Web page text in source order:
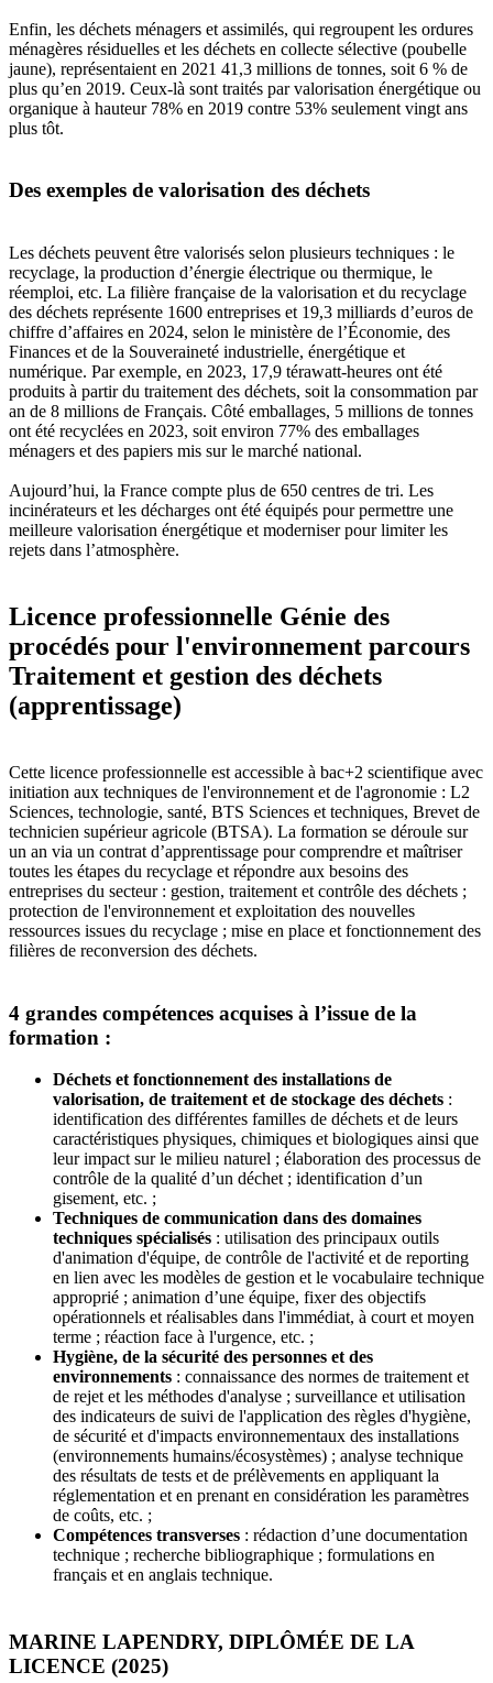
Enfin, les déchets ménagers et assimilés, qui regroupent les ordures
ménagères résiduelles et les déchets en collecte sélective (poubelle
jaune), représentaient en 2021 41,3 millions de tonnes, soit 6 % de
plus qu’en 2019. Ceux-là sont traités par valorisation énergétique ou
organique à hauteur 78% en 2019 contre 53% seulement vingt ans
plus tôt.
Des exemples de valorisation des déchets
Les déchets peuvent être valorisés selon plusieurs techniques : le
recyclage, la production d’énergie électrique ou thermique, le
réemploi, etc. La filière française de la valorisation et du recyclage
des déchets représente 1600 entreprises et 19,3 milliards d’euros de
chiffre d’affaires en 2024, selon le ministère de l’Économie, des
Finances et de la Souveraineté industrielle, énergétique et
numérique. Par exemple, en 2023, 17,9 térawatt-heures ont été
produits à partir du traitement des déchets, soit la consommation par
an de 8 millions de Français. Côté emballages, 5 millions de tonnes
ont été recyclées en 2023, soit environ 77% des emballages
ménagers et des papiers mis sur le marché national.
Aujourd’hui, la France compte plus de 650 centres de tri. Les
incinérateurs et les décharges ont été équipés pour permettre une
meilleure valorisation énergétique et moderniser pour limiter les
rejets dans l’atmosphère.
Licence professionnelle Génie des
procédés pour l'environnement parcours
Traitement et gestion des déchets
(apprentissage)
Cette licence professionnelle est accessible à bac+2 scientifique avec
initiation aux techniques de l'environnement et de l'agronomie : L2
Sciences, technologie, santé, BTS Sciences et techniques, Brevet de
technicien supérieur agricole (BTSA). La formation se déroule sur
un an via un contrat d’apprentissage pour comprendre et maîtriser
toutes les étapes du recyclage et répondre aux besoins des
entreprises du secteur : gestion, traitement et contrôle des déchets ;
protection de l'environnement et exploitation des nouvelles
ressources issues du recyclage ; mise en place et fonctionnement des
filières de reconversion des déchets.
4 grandes compétences acquises à l’issue de la
formation :
Déchets et fonctionnement des installations de
valorisation, de traitement et de stockage des déchets :
identification des différentes familles de déchets et de leurs
caractéristiques physiques, chimiques et biologiques ainsi que
leur impact sur le milieu naturel ; élaboration des processus de
contrôle de la qualité d’un déchet ; identification d’un
gisement, etc. ;
Techniques de communication dans des domaines
techniques spécialisés : utilisation des principaux outils
d'animation d'équipe, de contrôle de l'activité et de reporting
en lien avec les modèles de gestion et le vocabulaire technique
approprié ; animation d’une équipe, fixer des objectifs
opérationnels et réalisables dans l'immédiat, à court et moyen
terme ; réaction face à l'urgence, etc. ;
Hygiène, de la sécurité des personnes et des
environnements : connaissance des normes de traitement et
de rejet et les méthodes d'analyse ; surveillance et utilisation
des indicateurs de suivi de l'application des règles d'hygiène,
de sécurité et d'impacts environnementaux des installations
(environnements humains/écosystèmes) ; analyse technique
des résultats de tests et de prélèvements en appliquant la
réglementation et en prenant en considération les paramètres
de coûts, etc. ;
Compétences transverses : rédaction d’une documentation
technique ; recherche bibliographique ; formulations en
français et en anglais technique.
MARINE LAPENDRY, DIPLÔMÉE DE LA
LICENCE (2025)